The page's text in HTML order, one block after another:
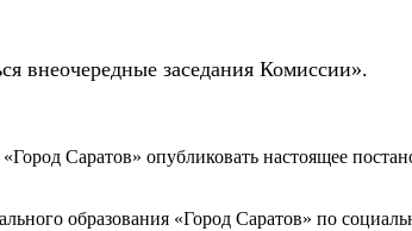
внеочередные заседания Комиссии».
Саратов» опубликовать настоящее
образования «Город Саратов» по